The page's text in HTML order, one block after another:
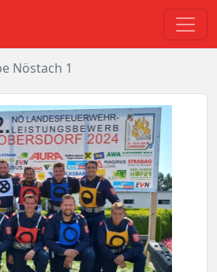
Nöstach 1